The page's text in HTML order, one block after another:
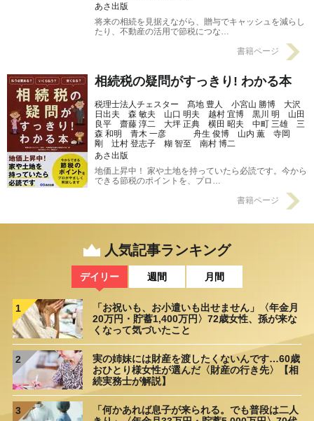
あさ出版
将来の相続を見据えながら、贈与でキャッシュを減らし
たり、不動産の活用で節税につな…
書籍ページ
相続税の疑問がすっきり! わかる本
税理士法人チェスター 髙地 豊人 小宮山 勝博 大沢
日出夫 森 敏夫 山口 明夫 越村 宜博 黒川 明 山田
良平 齋藤 淳二 大坪 正典 横田 昭夫 中町 三雄 三
森 和明 青木 一彦 舟生 俊博 山内 薫 寺岡
剛 辻村 登志子 糊 智至 南村 博二
あさ出版
地価上昇中！ 家や土地を持っていたら必読です。今から
できる節税のポイントを、プロ…
書籍ページ
人気記事ランキング
デイリー 週間 月間
1
「お祝いも、お小遣いも出せません」〈年金月
20万円・貯蓄1,400万円〉72歳女性、孫が来な
くなって気づいたこと
2
実の姉妹には財産を渡したくないんです…60歳
おひとり様女性が選んだ〈財産の行き先〉【相
続実務士が解説】
3
「何かあれば息子が来られる。でも普段は二人